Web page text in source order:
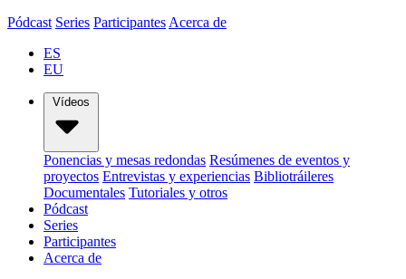
Pódcast Series Participantes Acerca de
ES
EU
Vídeos
Ponencias y mesas redondas Resúmenes de eventos y
proyectos Entrevistas y experiencias Bibliotráileres
Documentales Tutoriales y otros
Pódcast
Series
Participantes
Acerca de